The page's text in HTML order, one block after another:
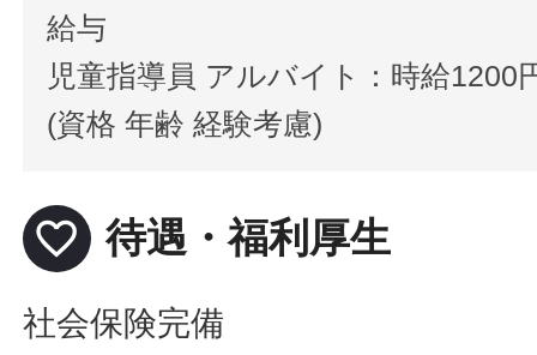
給与
児童指導員 アルバイト：時給1200
(資格 年齢 経験考慮)
favorite_border 待遇・福利厚生
社会保険完備